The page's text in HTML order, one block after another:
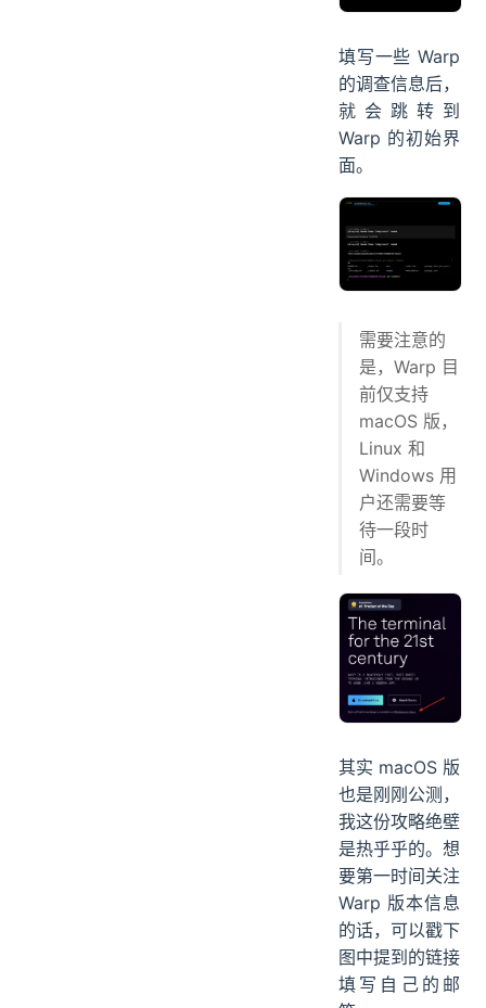
填写一些 Warp
的调查信息后，
就会跳转到
Warp 的初始界
面。
需要注意的
是，Warp 目
前仅支持
macOS 版，
Linux 和
Windows 用
户还需要等
待一段时
间。
其实 macOS 版
也是刚刚公测，
我这份攻略绝壁
是热乎乎的。想
要第一时间关注
Warp 版本信息
的话，可以戳下
图中提到的链接
填写自己的邮